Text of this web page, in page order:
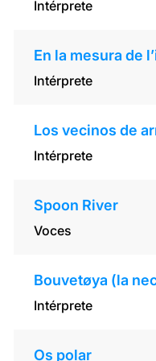
Intérprete
En la mesura de
Intérprete
Los vecinos de
Intérprete
Spoon River
Voces
Bouvetøya (la
Intérprete
Os polar